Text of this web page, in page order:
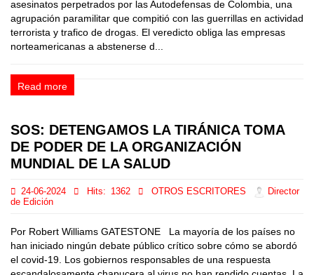
asesinatos perpetrados por las Autodefensas de Colombia, una
agrupación paramilitar que compitió con las guerrillas en actividad
terrorista y trafico de drogas. El veredicto obliga las empresas
norteamericanas a abstenerse d...
Read more
SOS: DETENGAMOS LA TIRÁNICA TOMA
DE PODER DE LA ORGANIZACIÓN
MUNDIAL DE LA SALUD
24-06-2024 Hits: 1362 OTROS ESCRITORES
Director
de Edición
Por Robert Williams GATESTONE La mayoría de los países no
han iniciado ningún debate público crítico sobre cómo se abordó
el covid-19. Los gobiernos responsables de una respuesta